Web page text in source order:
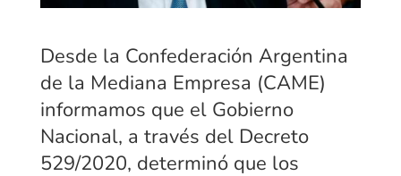
Desde la Confederación Argentina
de la Mediana Empresa (CAME)
informamos que el Gobierno
Nacional, a través del Decreto
529/2020, determinó que los